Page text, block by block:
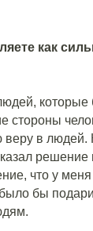
как
стороны
в людей.
что у меня
бы